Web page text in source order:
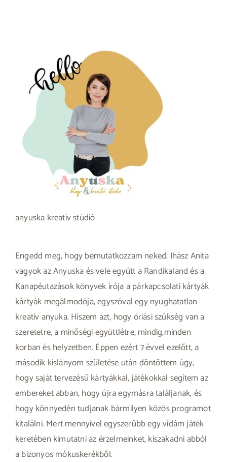
anyuska kreatív stúdió
Engedd meg, hogy bemutatkozzam neked. Ihász Anita
vagyok az Anyuska és vele együtt a Randikaland és a
Kanapéutazások könyvek írója a párkapcsolati kártyák
kártyák megálmodója, egyszóval egy nyughatatlan
kreatív anyuka. Hiszem azt, hogy óriási szükség van a
szeretetre, a minőségi együttlétre, mindig,minden
korban és helyzetben. Éppen ezért 7 évvel ezelőtt, a
második kislányom születése után döntöttem úgy,
hogy saját tervezésű kártyákkal, játékokkal segítem az
embereket abban, hogy újra egymásra találjanak, és
hogy könnyedén tudjanak bármilyen közös programot
kitalálni. Mert mennyivel egyszerűbb egy vidám játék
keretében kimutatni az érzelmeinket, kiszakadni abból
a bizonyos mókuskerékből.